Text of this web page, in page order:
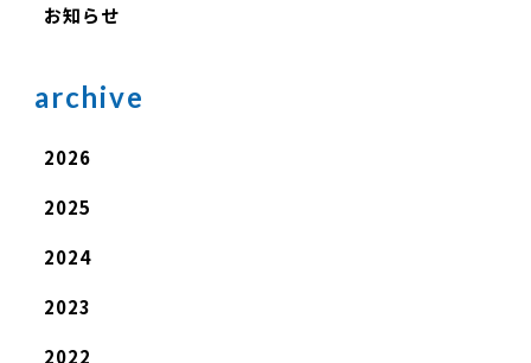
お知らせ
archive
2026
2025
2024
2023
2022